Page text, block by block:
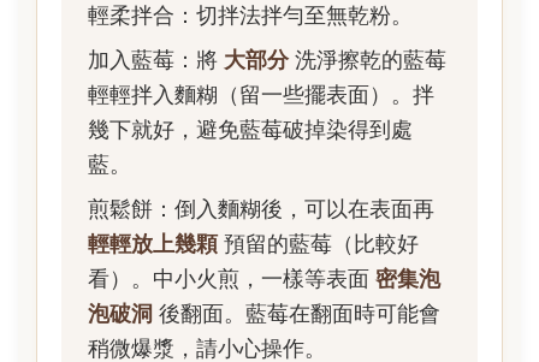
輕柔拌合：切拌法拌勻至無乾粉。
加入藍莓：將 大部分洗淨擦乾的藍莓
輕輕拌入麵糊（留一些擺表面）。拌
幾下就好，避免藍莓破掉染得到處
藍。
煎鬆餅：倒入麵糊後，可以在表面再
輕輕放上幾顆預留的藍莓（比較好
看）。中小火煎，一樣等表面 密集泡
泡破洞 後翻面。藍莓在翻面時可能會
稍微爆漿，請小心操作。